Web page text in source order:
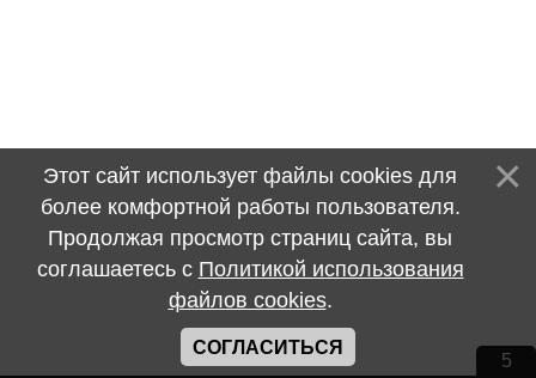
Этот сайт использует файлы cookies для
более комфортной работы пользователя.
Продолжая просмотр страниц сайта, вы
соглашаетесь с Политикой использования
файлов cookies.
СОГЛАСИТЬСЯ
4